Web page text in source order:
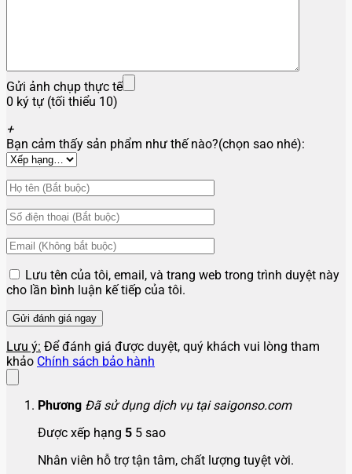
Gửi ảnh chụp thực tế
0 ký tự (tối thiểu 10)
+
Bạn cảm thấy sản phẩm như thế nào?(chọn sao nhé):
Lưu tên của tôi, email, và trang web trong trình duyệt này
cho lần bình luận kế tiếp của tôi.
Lưu ý: Để đánh giá được duyệt, quý khách vui lòng tham
khảo Chính sách bảo hành
Phương Đã sử dụng dịch vụ tại saigonso.com
Được xếp hạng 5 5 sao
Nhân viên hỗ trợ tận tâm, chất lượng tuyệt vời.